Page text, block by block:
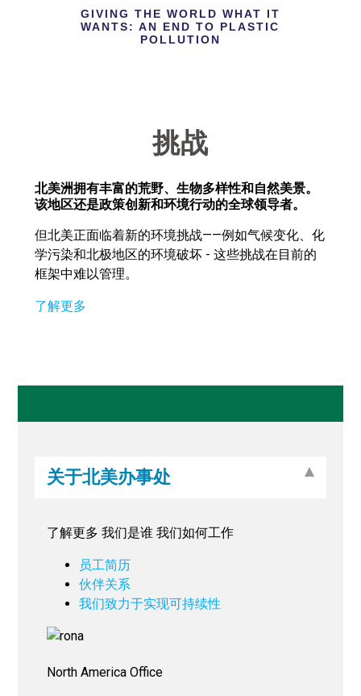
GIVING THE WORLD WHAT IT
WANTS: AN END TO PLASTIC
POLLUTION
挑战
北美洲拥有丰富的荒野、生物多样性和自然美景。
该地区还是政策创新和环境行动的全球领导者。
但北美正面临着新的环境挑战——例如气候变化、化
学污染和北极地区的环境破坏 - 这些挑战在目前的
框架中难以管理。
了解更多
关于北美办事处
了解更多 我们是谁 我们如何工作
员工简历
伙伴关系
我们致力于实现可持续性
North America Office